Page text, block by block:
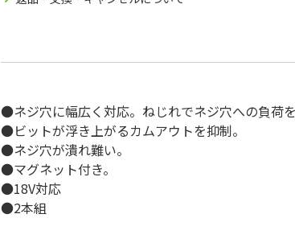
●ネジ穴に幅広く対応。ねじれでネジ穴への負荷を
●ビットが浮き上がるカムアウトを抑制。
●ネジ穴が潰れ難い。
●マグネット付き。
●18V対応
●2本組